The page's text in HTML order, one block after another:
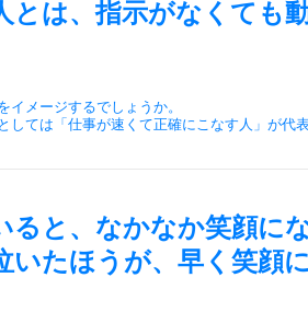
とは、指示がなくても
イメージするでしょうか。
しては「仕事が速くて正確にこなす人」が代
ると、なかなか笑顔に
いたほうが、早く笑顔に